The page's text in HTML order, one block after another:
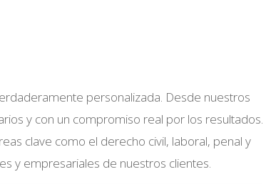
personalizada. Desde nuestros
y con un compromiso real por los resultados.
clave como el derecho civil, laboral, penal y
y empresariales de nuestros clientes.